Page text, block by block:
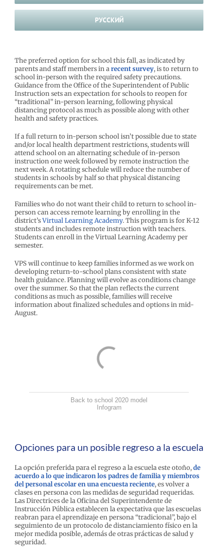
РУССКИЙ
The preferred option for school this fall, as indicated by
parents and staff members in arecent survey, is to return to
school in-person with the required safety precautions.
Guidance from the Office of the Superintendent of Public
Instruction sets an expectation for schools to reopen for
“traditional” in-person learning, following physical
distancing protocol as much as possible along with other
health and safety practices.
If a full return to in-person school isn’t possible due to state
and/or local health department restrictions, students will
attend school on an alternating schedule of in-person
instruction one week followed by remote instruction the
next week. A rotating schedule will reduce the number of
students in schools by half so that physical distancing
requirements can be met.
Families who do not want their child to return to school in-
person can access remote learning by enrolling in the
district’sVirtual Learning Academy. This program is for K-12
students and includes remote instruction with teachers.
Students can enroll in the Virtual Learning Academy per
semester.
VPS will continue to keep families informed as we work on
developing return-to-school plans consistent with state
health guidance. Planning will evolve as conditions change
over the summer. So that the plan reflects the current
conditions as much as possible, families will receive
information about finalized schedules and options in mid-
August.
Back to school 2020 model
Infogram
Opciones para un posible regreso a la escuela
La opción preferida para el regreso a la escuela este otoño,de
acuerdo a lo que indicaron los padres de familia y miembros
del personal escolar en una encuesta reciente, es volver a
clases en persona con las medidas de seguridad requeridas.
Las Directrices de la Oficina del Superintendente de
Instrucción Pública establecen la expectativa que las escuelas
reabran para el aprendizaje en persona “tradicional”, bajo el
seguimiento de un protocolo de distanciamiento físico en la
mejor medida posible, además de otras prácticas de salud y
seguridad.